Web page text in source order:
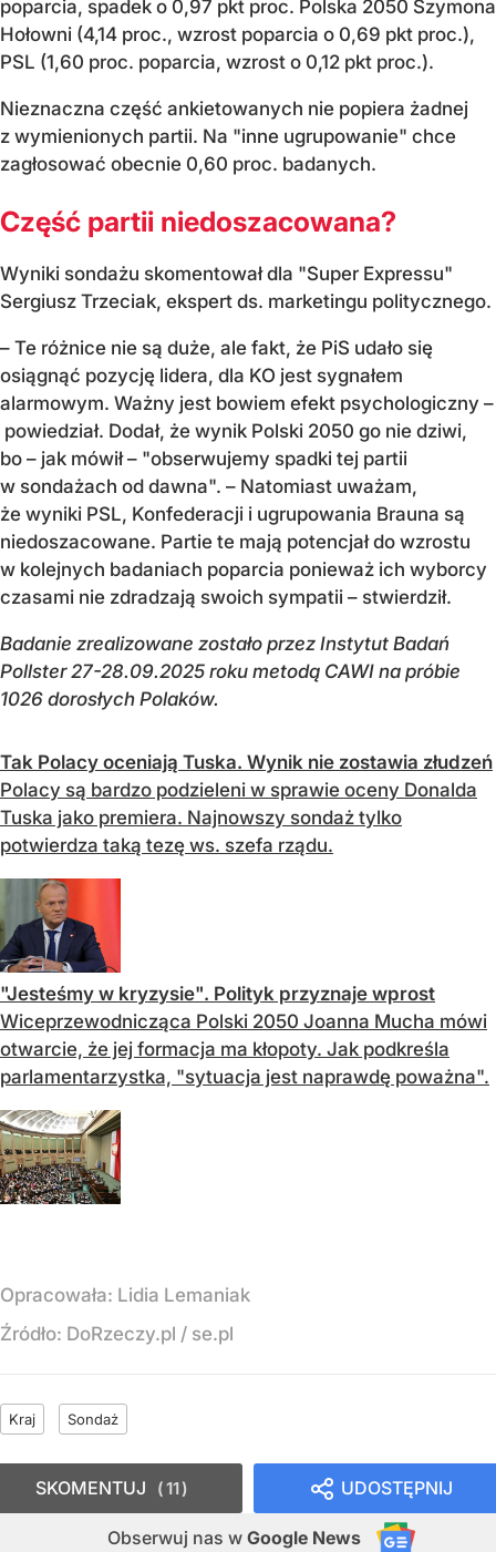
poparcia, spadek o 0,97 pkt proc. Polska 2050 Szymona
Hołowni (4,14 proc., wzrost poparcia o 0,69 pkt proc.),
PSL (1,60 proc. poparcia, wzrost o 0,12 pkt proc.).
Nieznaczna część ankietowanych nie popiera żadnej
z wymienionych partii. Na "inne ugrupowanie" chce
zagłosować obecnie 0,60 proc. badanych.
Część partii niedoszacowana?
Wyniki sondażu skomentował dla "Super Expressu"
Sergiusz Trzeciak, ekspert ds. marketingu politycznego.
– Te różnice nie są duże, ale fakt, że PiS udało się
osiągnąć pozycję lidera, dla KO jest sygnałem
alarmowym. Ważny jest bowiem efekt psychologiczny –
powiedział. Dodał, że wynik Polski 2050 go nie dziwi,
bo – jak mówił – "obserwujemy spadki tej partii
w sondażach od dawna". – Natomiast uważam,
że wyniki PSL, Konfederacji i ugrupowania Brauna są
niedoszacowane. Partie te mają potencjał do wzrostu
w kolejnych badaniach poparcia ponieważ ich wyborcy
czasami nie zdradzają swoich sympatii – stwierdził.
Badanie zrealizowane zostało przez Instytut Badań
Pollster 27-28.09.2025 roku metodą CAWI na próbie
1026 dorosłych Polaków.
Tak Polacy oceniają Tuska. Wynik nie zostawia złudzeń
Polacy są bardzo podzieleni w sprawie oceny Donalda
Tuska jako premiera. Najnowszy sondaż tylko
potwierdza taką tezę ws. szefa rządu.
"Jesteśmy w kryzysie". Polityk przyznaje wprost
Wiceprzewodnicząca Polski 2050 Joanna Mucha mówi
otwarcie, że jej formacja ma kłopoty. Jak podkreśla
parlamentarzystka, "sytuacja jest naprawdę poważna".
Opracowała: Lidia Lemaniak
Źródło: DoRzeczy.pl / se.pl
Kraj Sondaż
UDOSTĘPNIJ
Obserwuj nas w Google News
SKOMENTUJ 11